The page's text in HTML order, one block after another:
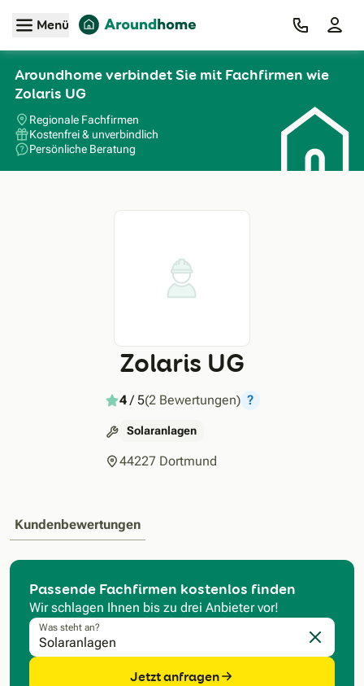
Zum Hauptinhalt
Menü
Aroundhome verbindet Sie mit Fachfirmen wie
Zolaris UG
Regionale Fachfirmen
Kostenfrei & unverbindlich
Persönliche Beratung
Zolaris UG
4/ 5(2 Bewertungen) ?
Solaranlagen
44227 Dortmund
Kundenbewertungen
Passende Fachfirmen kostenlos finden
Wir schlagen Ihnen bis zu drei Anbieter vor!
Was steht an?
Eingabe
Jetzt anfragen